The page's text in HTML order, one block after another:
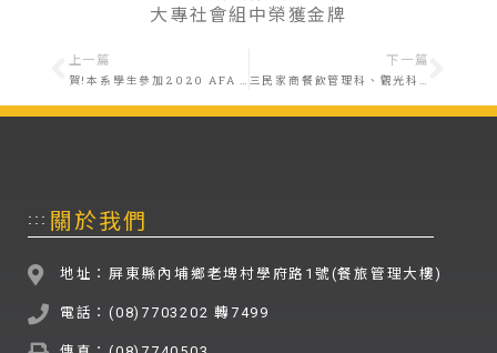
大專社會組中榮獲金牌
上一篇
賀!本系學生參加2020 AFA 韓國世界廚藝大賽榮獲金牌
下一篇
三民家商餐飲管理科、觀光科來系參訪活動
::: 關於我們
地址：屏東縣內埔鄉老埤村學府路1號(餐旅管理大樓)
電話：(08)7703202 轉7499